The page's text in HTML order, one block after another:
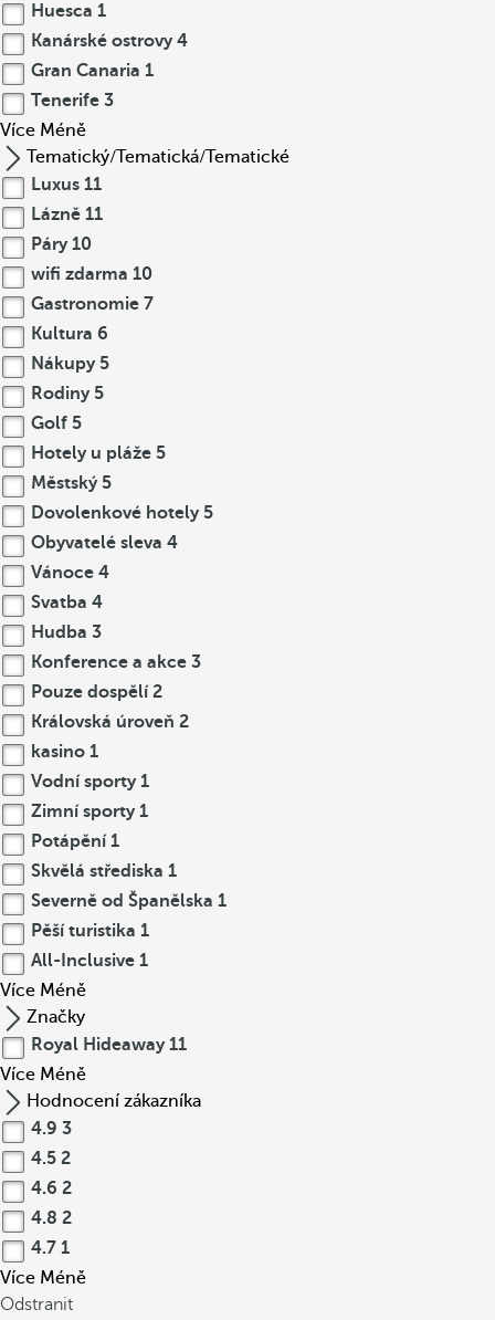
Huesca 1
Kanárské ostrovy 4
Gran Canaria 1
Tenerife 3
Více Méně
Tematický/Tematická/Tematické
Luxus 11
Lázně 11
Páry 10
wifi zdarma 10
Gastronomie 7
Kultura 6
Nákupy 5
Rodiny 5
Golf 5
Hotely u pláže 5
Městský 5
Dovolenkové hotely 5
Obyvatelé sleva 4
Vánoce 4
Svatba 4
Hudba 3
Konference a akce 3
Pouze dospělí2
Královská úroveň 2
kasino 1
Vodní sporty 1
Zimní sporty 1
Potápění1
Skvělá střediska 1
Severně od Španělska 1
Pěší turistika 1
All-Inclusive 1
Více Méně
Značky
Royal Hideaway 11
Více Méně
Hodnocení zákazníka
4.9 3
4.5 2
4.6 2
4.8 2
4.7 1
Více Méně
Odstranit